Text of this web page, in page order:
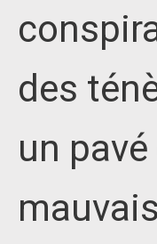
des
un pavé